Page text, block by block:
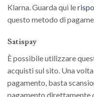
Klarna. Guarda qui le
questo metodo di
Satispay
È possibile utilizzare
acquisti sul sito. Una
pagamento, basta
pagamento direttamente